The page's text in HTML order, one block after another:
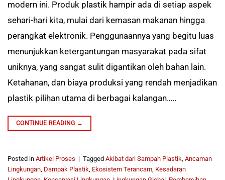
modern ini. Produk plastik hampir ada di setiap aspek
sehari-hari kita, mulai dari kemasan makanan hingga
perangkat elektronik. Penggunaannya yang begitu luas
menunjukkan ketergantungan masyarakat pada sifat
uniknya, yang sangat sulit digantikan oleh bahan lain.
Ketahanan, dan biaya produksi yang rendah menjadikan
plastik pilihan utama di berbagai kalangan…..
CONTINUE READING →
Posted in Artikel Proses | Tagged Akibat dari Sampah Plastik, Ancaman
Lingkungan, Dampak Plastik, Ekosistem Terancam, Kesadaran